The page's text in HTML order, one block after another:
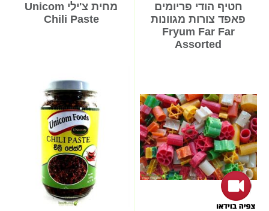
חטיף הודי פריומים
פאפד צורות מגוונות
Fryum Far Far
Assorted
מחית צ'ילי Unicom
Chili Paste